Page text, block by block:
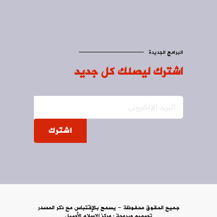
البرامج الجديدة
اشترك ليصلك كل جديد
اشترك
جميع الحقوق محفوظة - يسمح بالإقتباس مع ذكر المصدر